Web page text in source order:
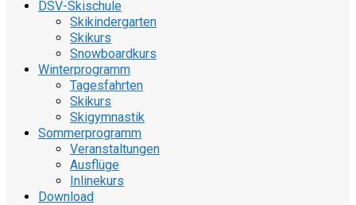
DSV-Skischule
Skikindergarten
Skikurs
Snowboardkurs
Winterprogramm
Tagesfahrten
Skikurs
Skigymnastik
Sommerprogramm
Veranstaltungen
Ausflüge
Inlinekurs
Download